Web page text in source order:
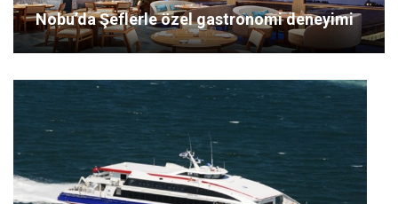
Nobu’da Şeflerle özel gastronomi deneyimi